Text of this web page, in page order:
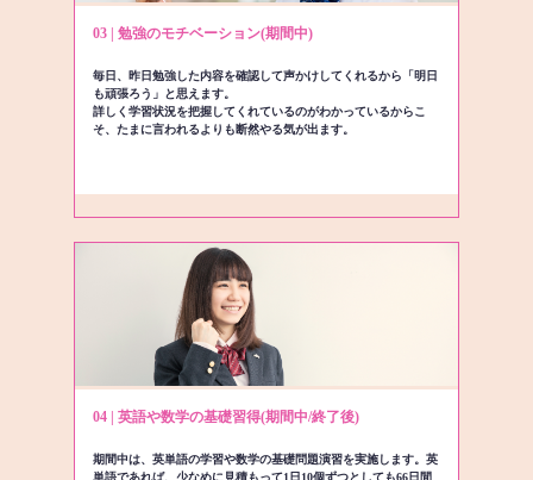
03 | 勉強のモチベーション(期間中)
毎日、昨日勉強した内容を確認して声かけしてくれるから「明日
も頑張ろう」と思えます。
詳しく学習状況を把握してくれているのがわかっているからこ
そ、たまに言われるよりも断然やる気が出ます。
04 | 英語や数学の基礎習得(期間中/終了後)
期間中は、英単語の学習や数学の基礎問題演習を実施します。英
単語であれば、少なめに見積もって1日10個ずつとしても66日間